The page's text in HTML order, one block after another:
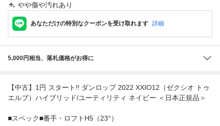
やや傷や汚れあり
あなただけの特別なクーポンを受け取れます 詳細
5,000円相当、落札価格がお得に
【中古】1円 スタート!! ダンロップ 2022 XXIO12（ゼクシオ トゥ
エルブ）ハイブリッド/ユーティリティ ネイビー ＜日本正規品＞
■スペック■番手・ロフトH5（23°）